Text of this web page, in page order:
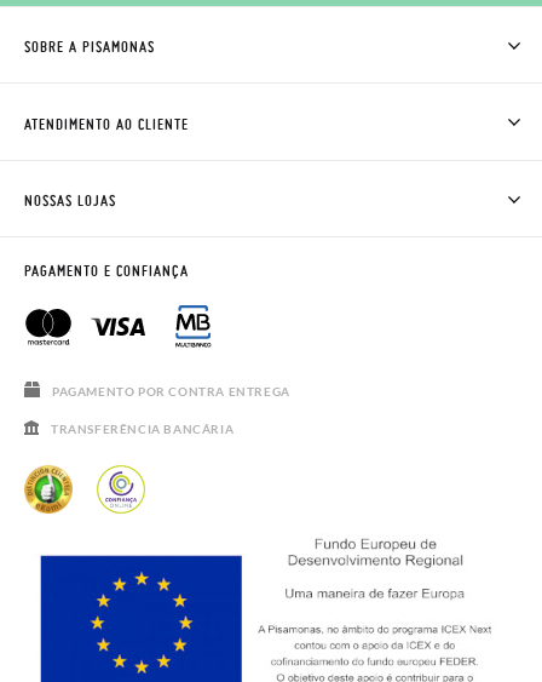
SOBRE A PISAMONAS
AVISO LEGAL, PRIVACIDADE E COOKIES
GUIA DE TAMANHOS
SALDOS
ATENDIMENTO AO CLIENTE
HORÁRIO
PERGUNTAS FREQUENTES
NOSSAS LOJAS
PAGAMENTO E CONFIANÇA
PAGAMENTO POR CONTRA ENTREGA
TRANSFERÊNCIA BANCÁRIA